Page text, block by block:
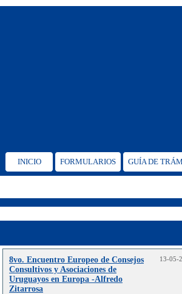
INICIO FORMULARIOS GUÍA DE
8vo. Encuentro Europeo de Consejos
Consultivos y Asociaciones de
Uruguayos en Europa -Alfredo
Zitarrosa
13-05-